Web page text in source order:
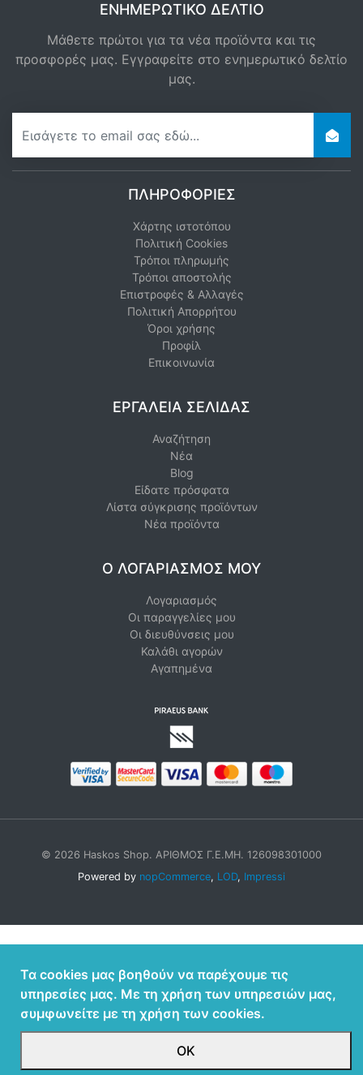
ΕΝΗΜΕΡΩΤΙΚΌ ΔΕΛΤΊΟ
Μάθετε πρώτοι για τα νέα προϊόντα και τις
προσφορές μας. Εγγραφείτε στο ενημερωτικό δελτίο
μας.
ΠΛΗΡΟΦΟΡΊΕΣ
Χάρτης ιστοτόπου
Πολιτική Cookies
Τρόποι πληρωμής
Τρόποι αποστολής
Επιστροφές & Αλλαγές
Πολιτική Απορρήτου
Όροι χρήσης
Προφίλ
Επικοινωνία
ΕΡΓΑΛΕΊΑ ΣΕΛΊΔΑΣ
Αναζήτηση
Νέα
Blog
Είδατε πρόσφατα
Λίστα σύγκρισης προϊόντων
Νέα προϊόντα
Ο ΛΟΓΑΡΙΑΣΜΌΣ ΜΟΥ
Λογαριασμός
Οι παραγγελίες μου
Οι διευθύνσεις μου
Καλάθι αγορών
Αγαπημένα
© 2026 Haskos Shop. ΑΡΙΘΜΟΣ Γ.Ε.ΜΗ. 126098301000
Powered by nopCommerce, LOD, Impressi
Τα cookies μας βοηθούν να παρέχουμε τις
υπηρεσίες μας. Με τη χρήση των υπηρεσιών μας,
συμφωνείτε με τη χρήση των cookies.
ΟΚ